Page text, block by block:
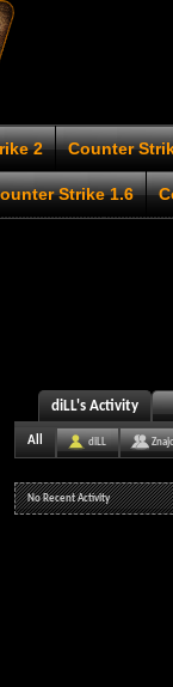
2 Counter
Strike 1.6
diLL's Activity
All diLL
No Recent Activity